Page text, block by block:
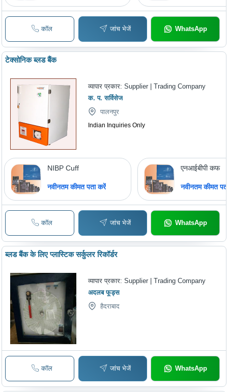
कॉल जांच भेजें WhatsApp
टेक्सोनिक ब्लड बैंक
व्यापार प्रकार:Supplier | Trading Company
क. प. सर्विसेज
पालनपुर
Indian Inquiries Only
NIBP Cuff
नवीनतम कीमत पता करें
एनआईबीपी कफ
नवीनतम कीमत
कॉल जांच भेजें WhatsApp
ब्लड बैंक के लिए प्लास्टिक सर्कुलर रिकॉर्डर
व्यापार प्रकार:Supplier | Trading Company
अदलब फूड्स
हैदराबाद
कॉल जांच भेजें WhatsApp